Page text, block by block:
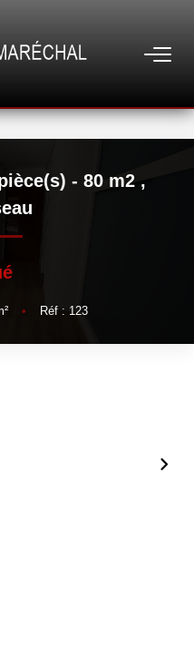
- 80 m2 ,
• Réf : 123